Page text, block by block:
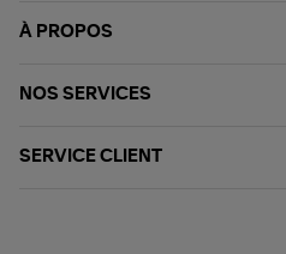
À PROPOS
NOS SERVICES
SERVICE CLIENT